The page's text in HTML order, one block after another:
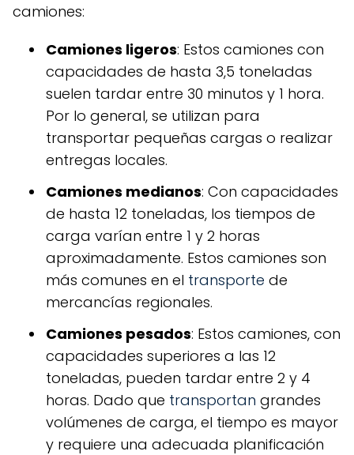
camiones:
Camiones ligeros: Estos camiones con
capacidades de hasta 3,5 toneladas
suelen tardar entre 30 minutos y 1 hora.
Por lo general, se utilizan para
transportar pequeñas cargas o realizar
entregas locales.
Camiones medianos: Con capacidades
de hasta 12 toneladas, los tiempos de
carga varían entre 1 y 2 horas
aproximadamente. Estos camiones son
más comunes en el transporte de
mercancías regionales.
Camiones pesados: Estos camiones, con
capacidades superiores a las 12
toneladas, pueden tardar entre 2 y 4
horas. Dado que transportan grandes
volúmenes de carga, el tiempo es mayor
y requiere una adecuada planificación